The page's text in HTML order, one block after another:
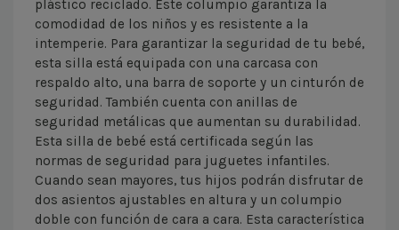
plástico reciclado. Este columpio garantiza la
comodidad de los niños y es resistente a la
intemperie. Para garantizar la seguridad de tu bebé,
esta silla está equipada con una carcasa con
respaldo alto, una barra de soporte y un cinturón de
seguridad. También cuenta con anillas de
seguridad metálicas que aumentan su durabilidad.
Esta silla de bebé está certificada según las
normas de seguridad para juguetes infantiles.
Cuando sean mayores, tus hijos podrán disfrutar de
dos asientos ajustables en altura y un columpio
doble con función de cara a cara. Esta característica